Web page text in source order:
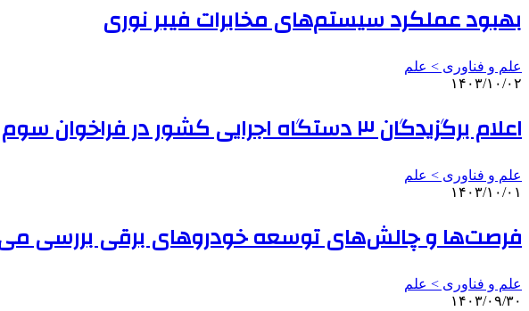
بهبود عملکرد سیستم‌های مخابرات فیبر نوری
علم و فناوری‌ > علم
۱۴۰۳/۱۰/۰۲
اعلام برگزیدگان ۳ دستگاه اجرایی کشور در فراخوان سوم جذب
علم و فناوری‌ > علم
۱۴۰۳/۱۰/۰۱
فرصت‌ها و چالش‌های توسعه خودروهای برقی بررسی
علم و فناوری‌ > علم
۱۴۰۳/۰۹/۳۰